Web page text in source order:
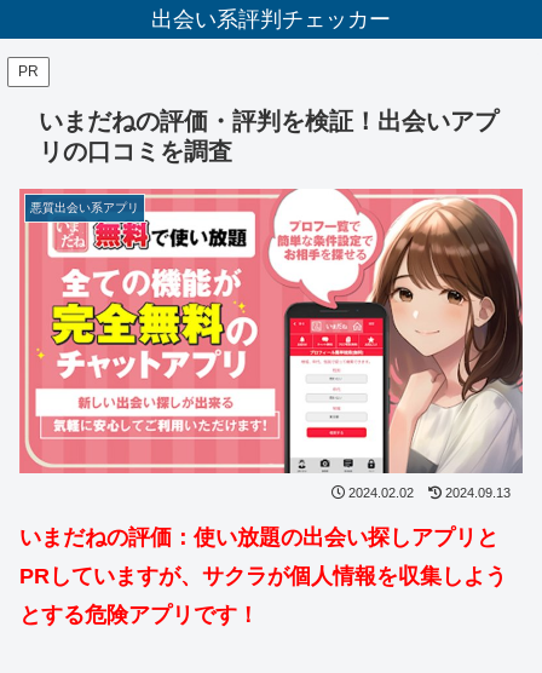
出会い系評判チェッカー
PR
いまだねの評価・評判を検証！出会いアプ
リの口コミを調査
悪質出会い系アプリ
2024.02.02 2024.09.13
いまだねの評価：使い放題の出会い探しアプリと
PRしていますが、サクラが個人情報を収集しよう
とする危険アプリです！